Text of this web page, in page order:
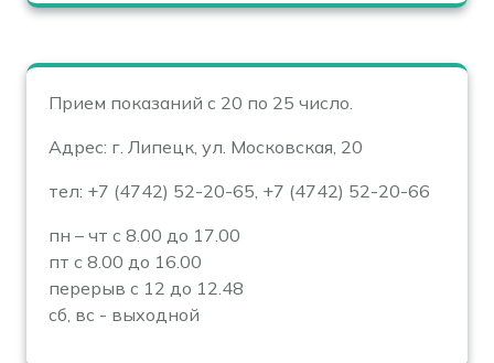
Прием показаний с 20 по 25 число.
Адрес: г. Липецк, ул. Московская, 20
тел: +7 (4742) 52-20-65, +7 (4742) 52-20-66
пн – чт с 8.00 до 17.00
пт с 8.00 до 16.00
перерыв с 12 до 12.48
сб, вс - выходной